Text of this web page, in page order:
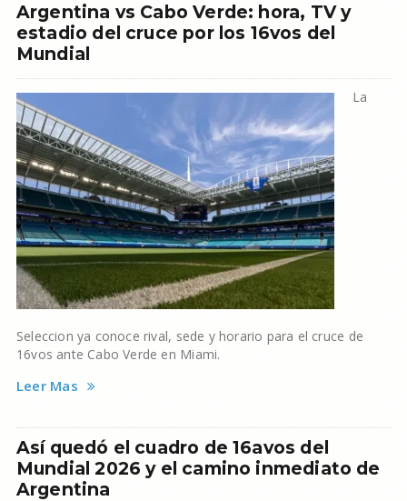
Argentina vs Cabo Verde: hora, TV y
estadio del cruce por los 16vos del
Mundial
La
Seleccion ya conoce rival, sede y horario para el cruce de
16vos ante Cabo Verde en Miami.
Leer Mas
Así quedó el cuadro de 16avos del
Mundial 2026 y el camino inmediato de
Argentina